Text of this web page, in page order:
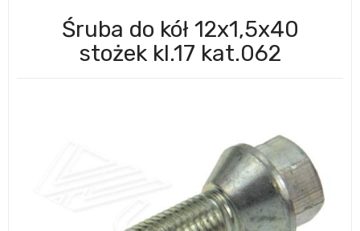
Śruba do kół 12x1,5x40
stożek kl.17 kat.062